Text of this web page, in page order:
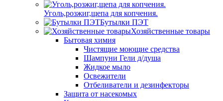
Уголь,розжиг,щепа для копчения.
Бутылки ПЭТ
Хозяйственные товары
Бытовая химия
Чистящие моющие средства
Шампуни Гели д/душа
Жидкое мыло
Освежители
Отбеливатели и дезинфекторы
Защита от насекомых